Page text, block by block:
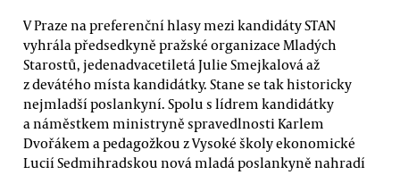
V Praze na preferenční hlasy mezi kandidáty STAN
vyhrála předsedkyně pražské organizace Mladých
Starostů, jedenadvacetiletá Julie Smejkalová až
z devátého místa kandidátky. Stane se tak historicky
nejmladší poslankyní. Spolu s lídrem kandidátky
a náměstkem ministryně spravedlnosti Karlem
Dvořákem a pedagožkou z Vysoké školy ekonomické
Lucií Sedmihradskou nová mladá poslankyně nahradí